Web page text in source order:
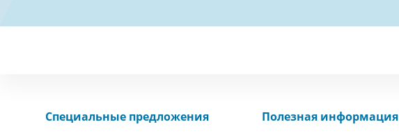
Специальные предложения Полезная информация